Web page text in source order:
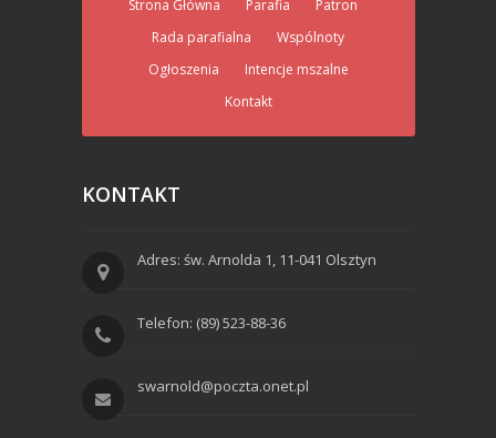
Strona Główna Parafia
Patron
Rada parafialna
Wspólnoty
Ogłoszenia
Intencje mszalne
Kontakt
KONTAKT
Adres: św. Arnolda 1, 11-041 Olsztyn
Telefon: (89) 523-88-36
swarnold@poczta.onet.pl